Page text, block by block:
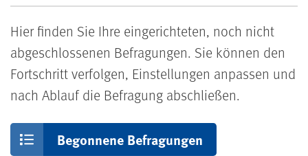
Hier finden Sie Ihre eingerichteten, noch nicht
abgeschlossenen Befragungen. Sie können den
Fortschritt verfolgen, Einstellungen anpassen und
nach Ablauf die Befragung abschließen.
Begonnene Befragungen